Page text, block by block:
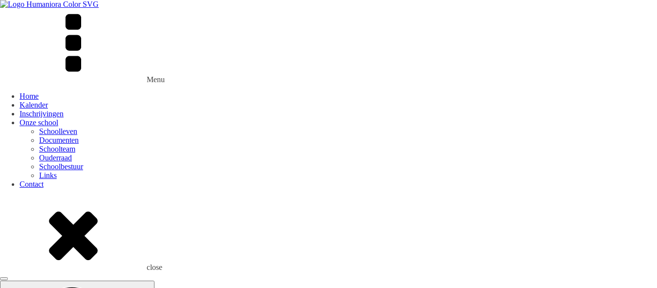
Menu
Home
Kalender
Inschrijvingen
Onze school
Schoolleven
Documenten
Schoolteam
Ouderraad
Schoolbestuur
Links
Contact
close